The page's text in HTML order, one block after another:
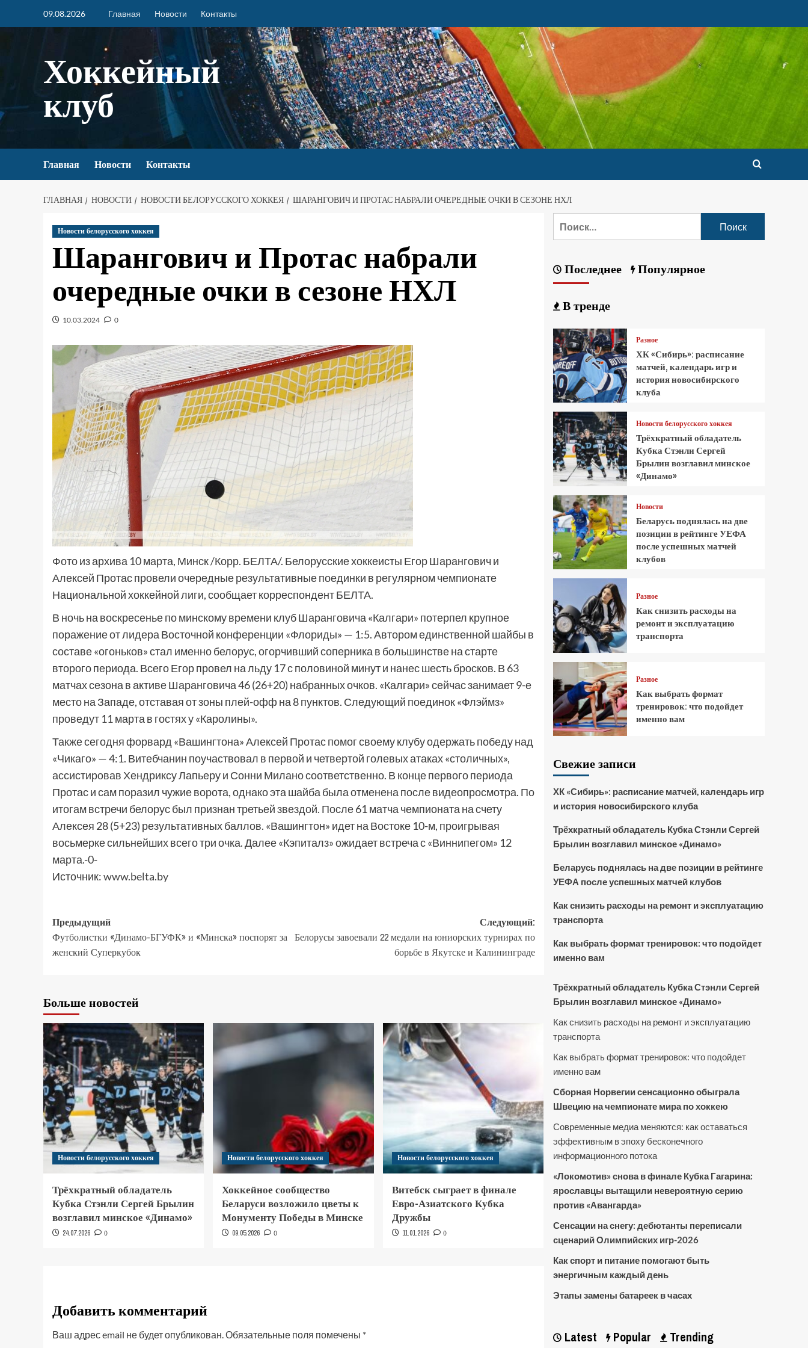
09.08.2026 Главная Новости Контакты
Хоккейный
клуб
Главная Новости Контакты
ГЛАВНАЯ НОВОСТИ НОВОСТИ БЕЛОРУССКОГО ХОККЕЯ ШАРАНГОВИЧ И ПРОТАС НАБРАЛИ ОЧЕРЕДНЫЕ ОЧКИ В СЕЗОНЕ НХЛ
Новости белорусского хоккея
Шарангович и Протас набрали
очередные очки в сезоне НХЛ
10.03.2024 0
Фото из архива 10 марта, Минск /Корр. БЕЛТА/. Белорусские хоккеисты Егор Шарангович и
Алексей Протас провели очередные результативные поединки в регулярном чемпионате
Национальной хоккейной лиги, сообщает корреспондент БЕЛТА.
В ночь на воскресенье по минскому времени клуб Шаранговича «Калгари» потерпел крупное
поражение от лидера Восточной конференции «Флориды» — 1:5. Автором единственной шайбы в
составе «огоньков» стал именно белорус, огорчивший соперника в большинстве на старте
второго периода. Всего Егор провел на льду 17 с половиной минут и нанес шесть бросков. В 63
матчах сезона в активе Шаранговича 46 (26+20) набранных очков. «Калгари» сейчас занимает 9-е
место на Западе, отставая от зоны плей-офф на 8 пунктов. Следующий поединок «Флэймз»
проведут 11 марта в гостях у «Каролины».
Также сегодня форвард «Вашингтона» Алексей Протас помог своему клубу одержать победу над
«Чикаго» — 4:1. Витебчанин поучаствовал в первой и четвертой голевых атаках «столичных»,
ассистировав Хендриксу Лапьеру и Сонни Милано соответственно. В конце первого периода
Протас и сам поразил чужие ворота, однако эта шайба была отменена после видеопросмотра. По
итогам встречи белорус был признан третьей звездой. После 61 матча чемпионата на счету
Алексея 28 (5+23) результативных баллов. «Вашингтон» идет на Востоке 10-м, проигрывая
восьмерке сильнейших всего три очка. Далее «Кэпиталз» ожидает встреча с «Виннипегом» 12
марта.-0-
Источник:www.belta.by
Предыдущий
Футболистки «Динамо-БГУФК» и «Минска» поспорят за
женский Суперкубок
Следующий:
Белорусы завоевали 22 медали на юниорских турнирах по
борьбе в Якутске и Калининграде
Больше новостей
Новости белорусского хоккея
Трёхкратный обладатель
Кубка Стэнли Сергей Брылин
возглавил минское «Динамо»
24.07.2026 0
Новости белорусского хоккея
Хоккейное сообщество
Беларуси возложило цветы к
Монументу Победы в Минске
09.05.2026 0
Новости белорусского хоккея
Витебск сыграет в финале
Евро-Азиатского Кубка
Дружбы
11.01.2026 0
Добавить комментарий
Ваш адрес email не будет опубликован.Обязательные поля помечены *
Последнее Популярное
В тренде
Разное
ХК «Сибирь»: расписание
матчей, календарь игр и
история новосибирского
клуба
Новости белорусского хоккея
Трёхкратный обладатель
Кубка Стэнли Сергей
Брылин возглавил минское
«Динамо»
Новости
Беларусь поднялась на две
позиции в рейтинге УЕФА
после успешных матчей
клубов
Разное
Как снизить расходы на
ремонт и эксплуатацию
транспорта
Разное
Как выбрать формат
тренировок: что подойдет
именно вам
Свежие записи
ХК «Сибирь»: расписание матчей, календарь игр
и история новосибирского клуба
Трёхкратный обладатель Кубка Стэнли Сергей
Брылин возглавил минское «Динамо»
Беларусь поднялась на две позиции в рейтинге
УЕФА после успешных матчей клубов
Как снизить расходы на ремонт и эксплуатацию
транспорта
Как выбрать формат тренировок: что подойдет
именно вам
Трёхкратный обладатель Кубка Стэнли Сергей
Брылин возглавил минское «Динамо»
Как снизить расходы на ремонт и эксплуатацию
транспорта
Как выбрать формат тренировок: что подойдет
именно вам
Сборная Норвегии сенсационно обыграла
Швецию на чемпионате мира по хоккею
Современные медиа меняются: как оставаться
эффективным в эпоху бесконечного
информационного потока
«Локомотив» снова в финале Кубка Гагарина:
ярославцы вытащили невероятную серию
против «Авангарда»
Сенсации на снегу: дебютанты переписали
сценарий Олимпийских игр-2026
Как спорт и питание помогают быть
энергичным каждый день
Этапы замены батареек в часах
Latest Popular Trending